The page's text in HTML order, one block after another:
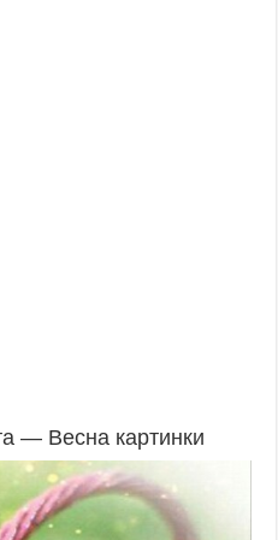
— Весна картинки